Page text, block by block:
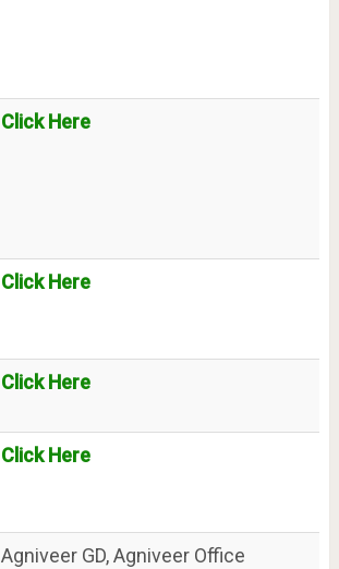
Click Here
Click Here
Click Here
Click Here
Agniveer GD, Agniveer Office